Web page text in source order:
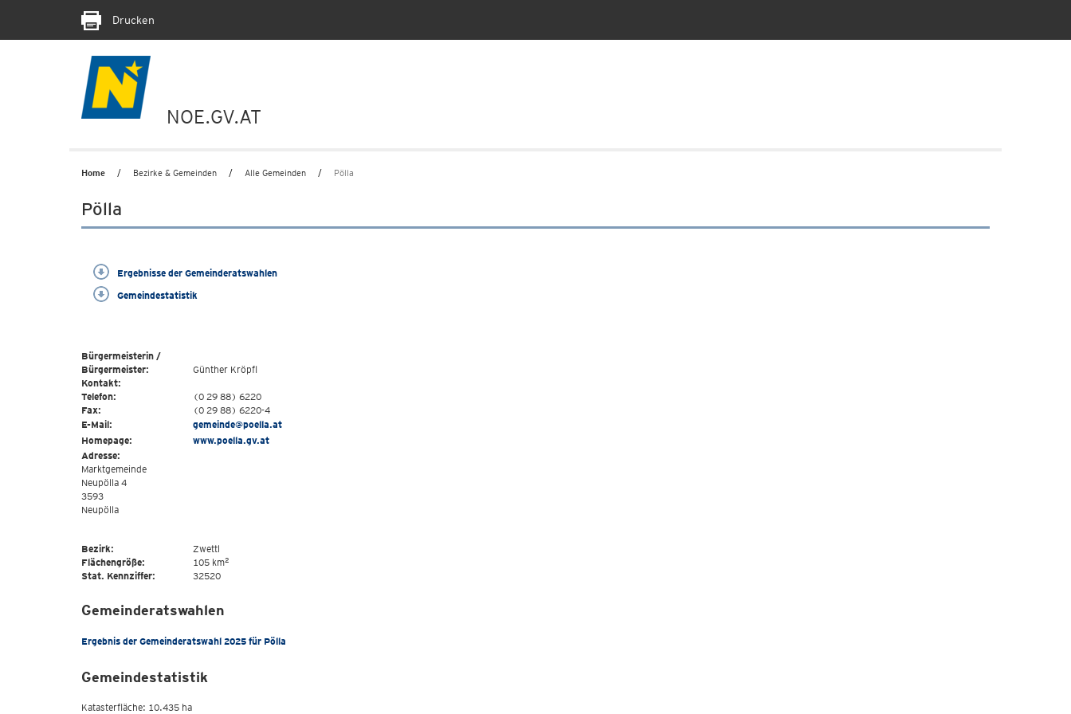
Drucken
NOE.GV.AT
Home Bezirke & Gemeinden Alle Gemeinden Pölla
Pölla
Ergebnisse der Gemeinderatswahlen
Gemeindestatistik
Bürgermeisterin /
Bürgermeister:
Günther Kröpfl
Kontakt:
Telefon:
(0 29 88) 6220
Fax:
(0 29 88) 6220-4
E-Mail:
gemeinde@poella.at
Homepage:
www.poella.gv.at
Adresse:
Marktgemeinde
Neupölla 4
3593
Neupölla
Bezirk:
Zwettl
Flächengröße:
105 km2
Stat. Kennziffer: 32520
Gemeinderatswahlen
Ergebnis der Gemeinderatswahl 2025 für Pölla
Gemeindestatistik
Katasterfläche: 10.435 ha